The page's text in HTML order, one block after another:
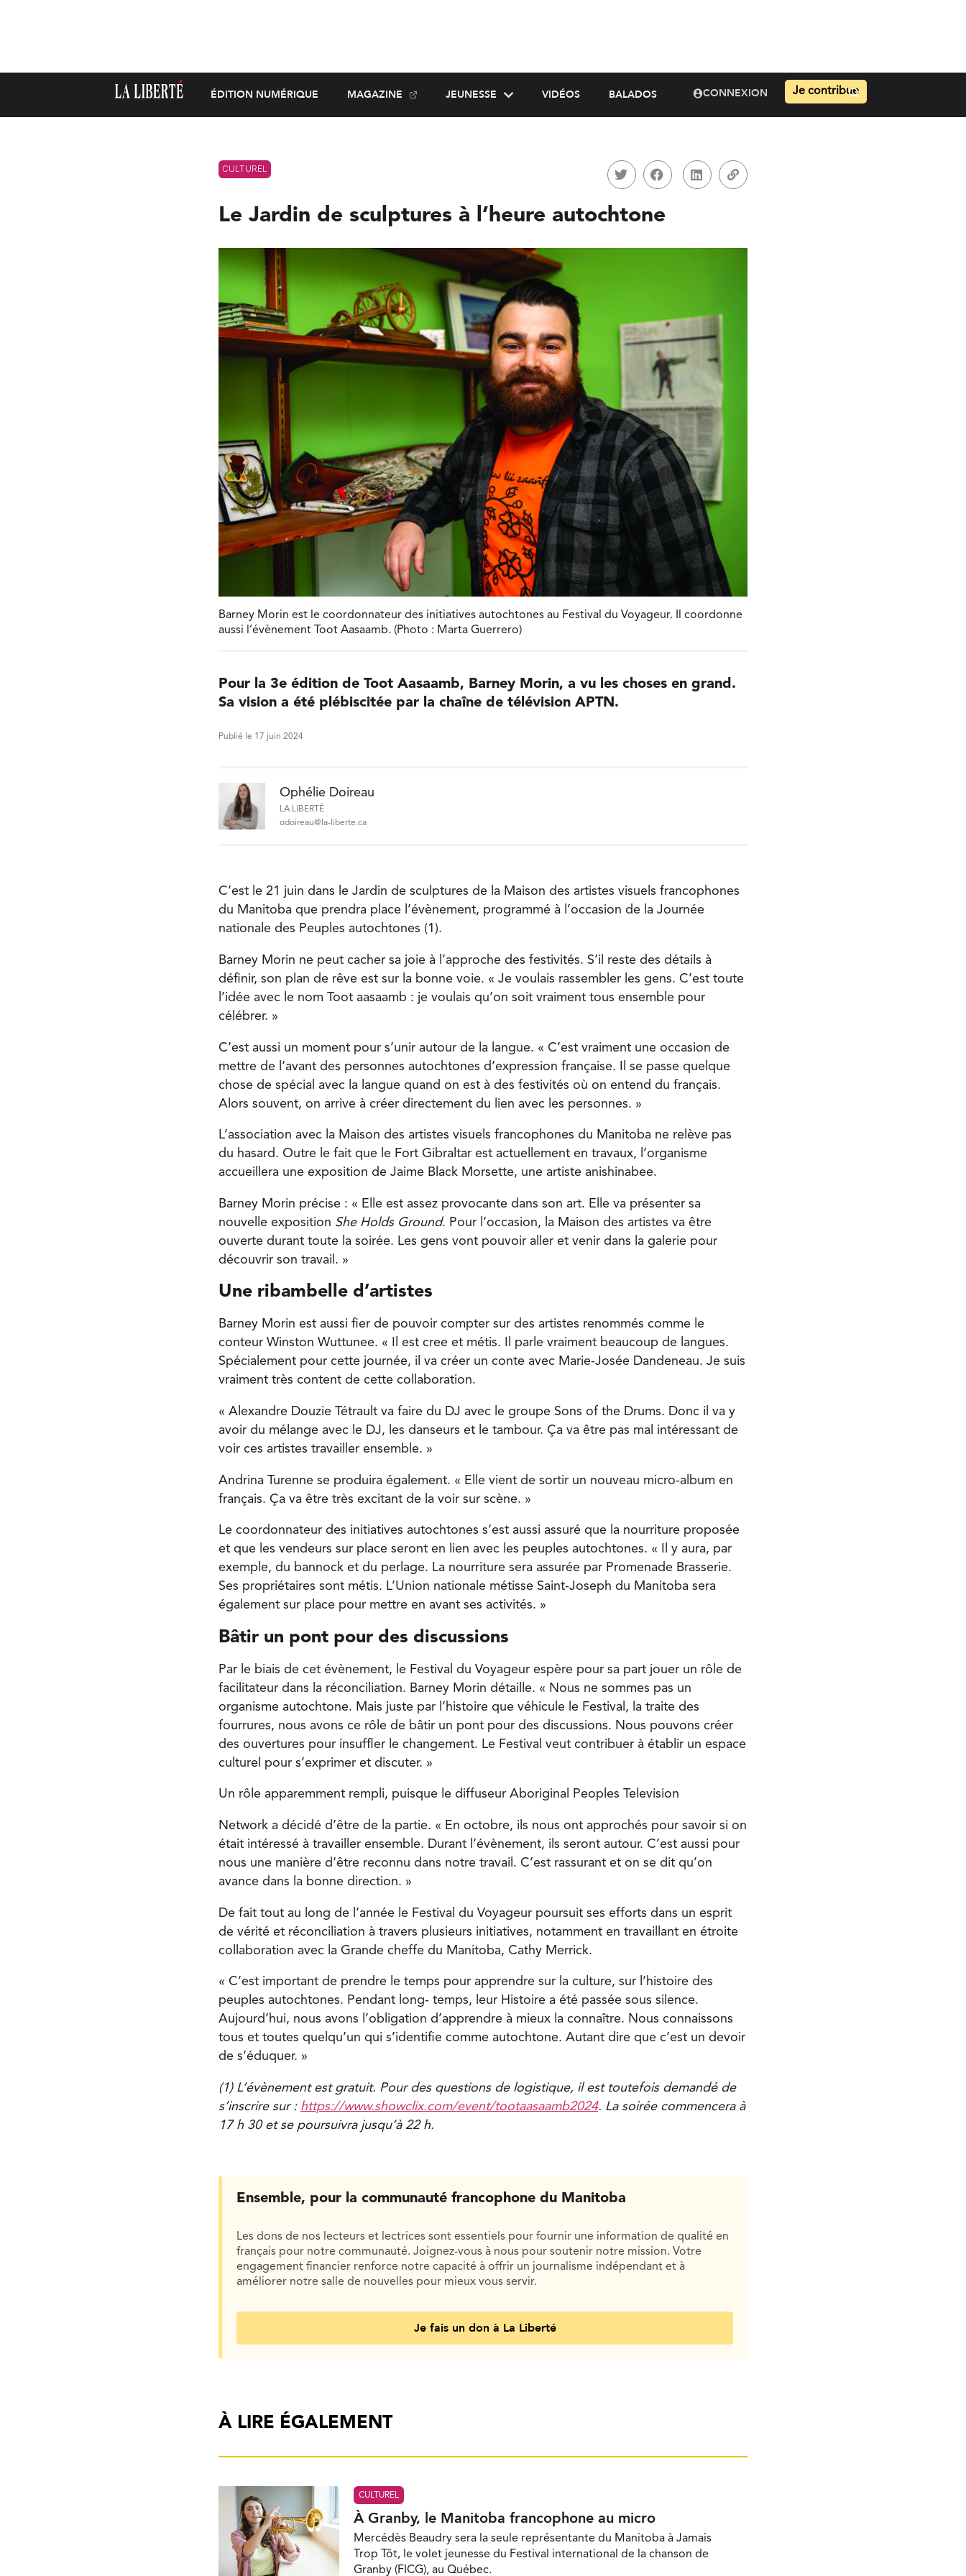
ÉDITION NUMÉRIQUE MAGAZINE JEUNESSE VIDÉOS BALADOS CONNEXION Je contribue
CULTUREL
Le Jardin de sculptures à l’heure autochtone
Barney Morin est le coordonnateur des initiatives autochtones au Festival du Voyageur. Il coordonne
aussi l’évènement Toot Aasaamb. (Photo : Marta Guerrero)
Pour la 3e édition de Toot Aasaamb, Barney Morin, a vu les choses en grand.
Sa vision a été plébiscitée par la chaîne de télévision APTN.
Publié le 17 juin 2024
Ophélie Doireau
LA LIBERTÉ
odoireau@la-liberte.ca
C’est le 21 juin dans le Jardin de sculptures de la Maison des artistes visuels francophones
du Manitoba que prendra place l’évènement, programmé à l’occasion de la Journée
nationale des Peuples autochtones (1).
Barney Morin ne peut cacher sa joie à l’approche des festivités. S’il reste des détails à
définir, son plan de rêve est sur la bonne voie. « Je voulais rassembler les gens. C’est toute
l’idée avec le nom Toot aasaamb : je voulais qu’on soit vraiment tous ensemble pour
célébrer. »
C’est aussi un moment pour s’unir autour de la langue. « C’est vraiment une occasion de
mettre de l’avant des personnes autochtones d’expression française. Il se passe quelque
chose de spécial avec la langue quand on est à des festivités où on entend du français.
Alors souvent, on arrive à créer directement du lien avec les personnes. »
L’association avec la Maison des artistes visuels francophones du Manitoba ne relève pas
du hasard. Outre le fait que le Fort Gibraltar est actuellement en travaux, l’organisme
accueillera une exposition de Jaime Black Morsette, une artiste anishinabee.
Barney Morin précise : « Elle est assez provocante dans son art. Elle va présenter sa
nouvelle exposition She Holds Ground. Pour l’occasion, la Maison des artistes va être
ouverte durant toute la soirée. Les gens vont pouvoir aller et venir dans la galerie pour
découvrir son travail. »
Une ribambelle d’artistes
Barney Morin est aussi fier de pouvoir compter sur des artistes renommés comme le
conteur Winston Wuttunee. « Il est cree et métis. Il parle vraiment beaucoup de langues.
Spécialement pour cette journée, il va créer un conte avec Marie-Josée Dandeneau. Je suis
vraiment très content de cette collaboration.
« Alexandre Douzie Tétrault va faire du DJ avec le groupe Sons of the Drums. Donc il va y
avoir du mélange avec le DJ, les danseurs et le tambour. Ça va être pas mal intéressant de
voir ces artistes travailler ensemble. »
Andrina Turenne se produira également. « Elle vient de sortir un nouveau micro-album en
français. Ça va être très excitant de la voir sur scène. »
Le coordonnateur des initiatives autochtones s’est aussi assuré que la nourriture proposée
et que les vendeurs sur place seront en lien avec les peuples autochtones. « Il y aura, par
exemple, du bannock et du perlage. La nourriture sera assurée par Promenade Brasserie.
Ses propriétaires sont métis. L’Union nationale métisse Saint-Joseph du Manitoba sera
également sur place pour mettre en avant ses activités. »
Bâtir un pont pour des discussions
Par le biais de cet évènement, le Festival du Voyageur espère pour sa part jouer un rôle de
facilitateur dans la réconciliation. Barney Morin détaille. « Nous ne sommes pas un
organisme autochtone. Mais juste par l’histoire que véhicule le Festival, la traite des
fourrures, nous avons ce rôle de bâtir un pont pour des discussions. Nous pouvons créer
des ouvertures pour insuffler le changement. Le Festival veut contribuer à établir un espace
culturel pour s’exprimer et discuter. »
Un rôle apparemment rempli, puisque le diffuseur Aboriginal Peoples Television
Network a décidé d’être de la partie. « En octobre, ils nous ont approchés pour savoir si on
était intéressé à travailler ensemble. Durant l’évènement, ils seront autour. C’est aussi pour
nous une manière d’être reconnu dans notre travail. C’est rassurant et on se dit qu’on
avance dans la bonne direction. »
De fait tout au long de l’année le Festival du Voyageur poursuit ses efforts dans un esprit
de vérité et réconciliation à travers plusieurs initiatives, notamment en travaillant en étroite
collaboration avec la Grande cheffe du Manitoba, Cathy Merrick.
« C’est important de prendre le temps pour apprendre sur la culture, sur l’histoire des
peuples autochtones. Pendant long- temps, leur Histoire a été passée sous silence.
Aujourd’hui, nous avons l’obligation d’apprendre à mieux la connaître. Nous connaissons
tous et toutes quelqu’un qui s’identifie comme autochtone. Autant dire que c’est un devoir
de s’éduquer. »
(1) L’évènement est gratuit. Pour des questions de logistique, il est toutefois demandé de
s’inscrire sur : https://www.showclix.com/event/tootaasaamb2024. La soirée commencera à
17 h 30 et se poursuivra jusqu’à 22 h.
Ensemble, pour la communauté francophone du Manitoba
Les dons de nos lecteurs et lectrices sont essentiels pour fournir une information de qualité en
français pour notre communauté. Joignez-vous à nous pour soutenir notre mission. Votre
engagement financier renforce notre capacité à offrir un journalisme indépendant et à
améliorer notre salle de nouvelles pour mieux vous servir.
Je fais un don à La Liberté
À LIRE ÉGALEMENT
CULTUREL
À Granby, le Manitoba francophone au micro
Mercédès Beaudry sera la seule représentante du Manitoba à Jamais
Trop Tôt, le volet jeunesse du Festival international de la chanson de
Granby (FICG), au Québec.